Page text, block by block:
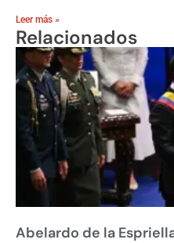
Leer más »
Relacionados
Abelardo de la